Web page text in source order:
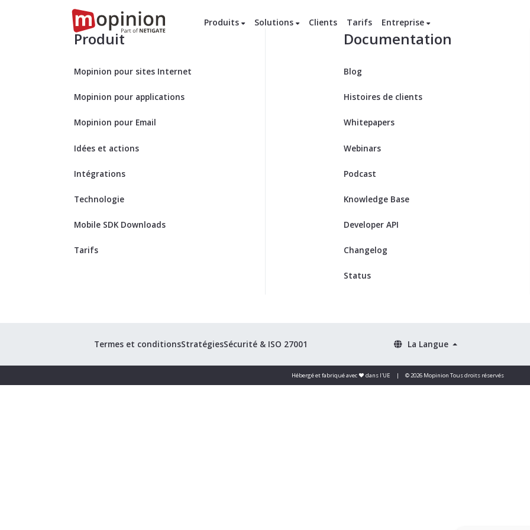
Produits Solutions Clients Tarifs Entreprise
Produit
Mopinion pour sites Internet
Mopinion pour applications
Mopinion pour Email
Idées et actions
Intégrations
Technologie
Mobile SDK Downloads
Tarifs
Documentation
Blog
Histoires de clients
Whitepapers
Webinars
Podcast
Knowledge Base
Developer API
Changelog
Status
Termes et conditionsStratégiesSécurité & ISO 27001 La Langue
Hébergé et fabriqué avec ❤️ dans l'UE | © 2026 Mopinion Tous droits réservés